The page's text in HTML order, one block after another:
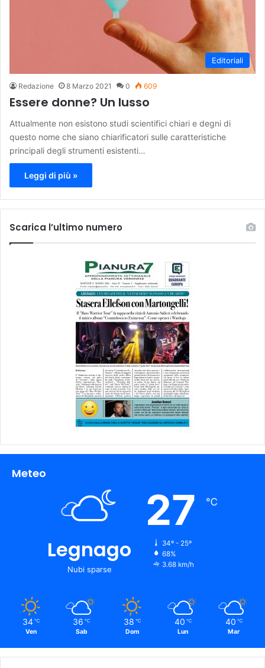
Editoriali
Redazione 8 Marzo 2021 0 609
Essere donne? Un lusso
Attualmente non esistono studi scientifici chiari e degni di
questo nome che siano chiarificatori sulle caratteristiche
principali degli strumenti esistenti…
Leggi di più »
Scarica l’ultimo numero
Meteo
Legnago
Nubi sparse
27 ℃
34º - 25º
68%
3.68 km/h
34 ℃
Ven
36 ℃
Sab
38 ℃
Dom
40 ℃
Lun
40 ℃
Mar